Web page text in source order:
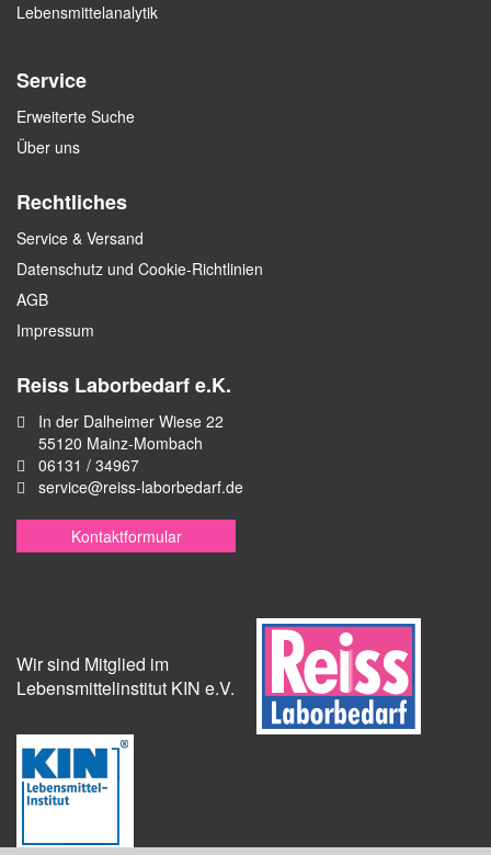
Lebensmittelanalytik
Service
Erweiterte Suche
Über uns
Rechtliches
Service & Versand
Datenschutz und Cookie-Richtlinien
AGB
Impressum
Reiss Laborbedarf e.K.
In der Dalheimer Wiese 22
55120 Mainz-Mombach
06131 / 34967
service@reiss-laborbedarf.de
Kontaktformular
Wir sind Mitglied im
Lebensmittelinstitut KIN e.V.